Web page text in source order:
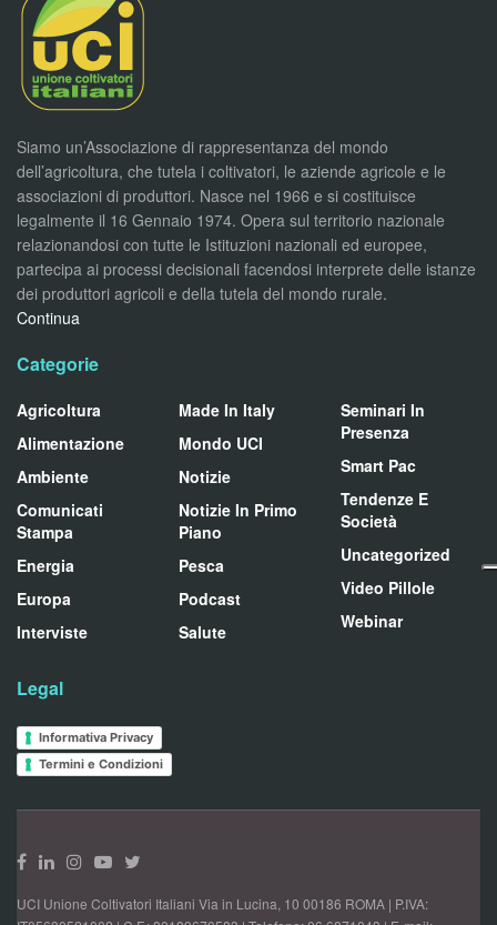
Siamo un’Associazione di rappresentanza del mondo
dell’agricoltura, che tutela i coltivatori, le aziende agricole e le
associazioni di produttori. Nasce nel 1966 e si costituisce
legalmente il 16 Gennaio 1974. Opera sul territorio nazionale
relazionandosi con tutte le Istituzioni nazionali ed europee,
partecipa ai processi decisionali facendosi interprete delle istanze
dei produttori agricoli e della tutela del mondo rurale.
Continua
Categorie
Agricoltura
Alimentazione
Ambiente
Comunicati
Stampa
Energia
Europa
Interviste
Made In Italy
Mondo UCI
Notizie
Notizie In Primo
Piano
Pesca
Podcast
Salute
Seminari In
Presenza
Smart Pac
Tendenze E
Società
Uncategorized
Video Pillole
Webinar
Legal
Informativa Privacy
Termini e Condizioni
UCI Unione Coltivatori Italiani Via in Lucina, 10 00186 ROMA | P.IVA: